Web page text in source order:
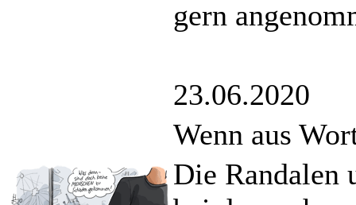
gern
23.06.2020
Wenn aus
Die Randalen